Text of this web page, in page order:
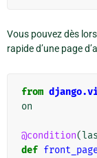
Vous pouvez dès
rapide d’une page
from
on
@condition(
def